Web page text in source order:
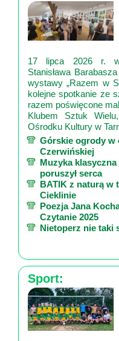
17 lipca 2026 r.
Stanisława
wystawy „Razem w
kolejne spotkanie ze
razem poświęcone
Klubem Sztuk
Ośrodku Kultury w
Górskie ogrody w
Czerwińskiej
Muzyka
poruszył serca
BATIK z naturą w
Cieklinie
Poezja Jana
Czytanie 2025
Nietoperz nie taki
Sport: